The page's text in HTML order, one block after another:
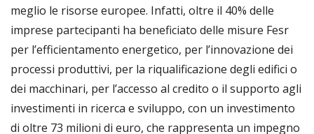
meglio le risorse europee. Infatti, oltre il 40% delle
imprese partecipanti ha beneficiato delle misure Fesr
per l’efficientamento energetico, per l’innovazione dei
processi produttivi, per la riqualificazione degli edifici o
dei macchinari, per l’accesso al credito o il supporto agli
investimenti in ricerca e sviluppo, con un investimento
di oltre 73 milioni di euro, che rappresenta un impegno